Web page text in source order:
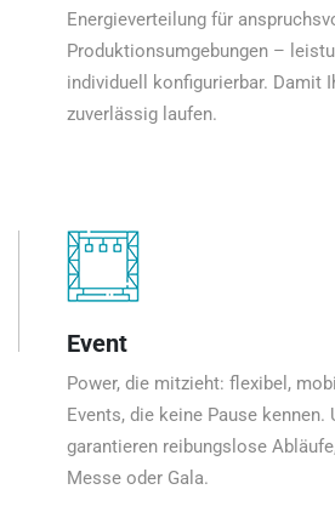
Energieverteilung für
Produktionsumgebungen –
individuell konfigurierbar. Damit
zuverlässig laufen.
Event
Power, die mitzieht: flexibel,
Events, die keine Pause
garantieren reibungslose
Messe oder Gala.